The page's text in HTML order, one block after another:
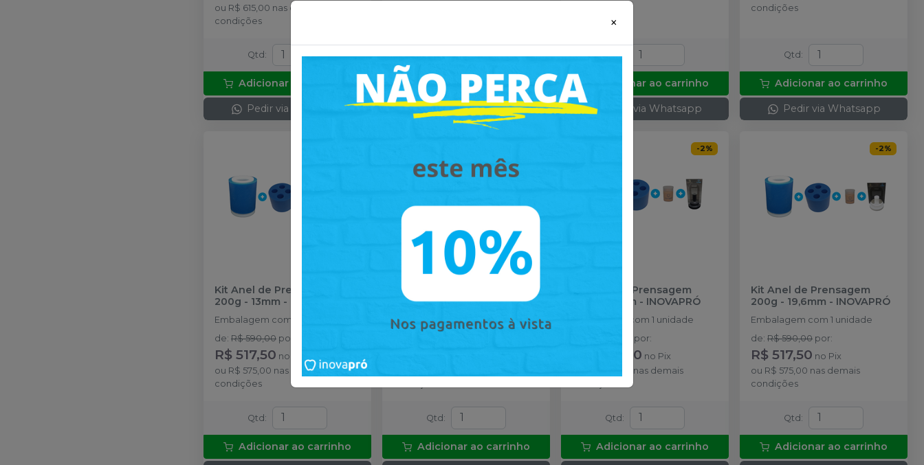
ou R$ 615,00 nas demais
condições
Qtd :
Adicionar ao carrinho
Pedir via Whatsapp
Qtd:
Adicionar ao carrinho
Pedir via Whatsapp
Qtd
Adicionar ao carrinho
Pedir via Whatsapp
condições
Qtd :
Adicionar ao carrinho
Pedir via Whatsapp
Kit Anel de Prensagem
200g - 13mm -
Embalagem com 1 unidade
de: R$ 590,00 por
R$ 517,50 no
ou R$ 575,00 nas demais
condições
Qtd :
Adicionar ao carrinho
Kit Anel de Prensagem
100g - 13mm-INOVAPRÓ
Embalagem com 1 unidade
Qtd :
Adicionar ao carrinho
-2%
Kit Anel de Prensagem
100g - 16mm - INOVAPRÓ
Embalagem com 1 unidade
por:
R$ 486,00 no Pix
nas demais
Qtd :
Adicionar ao carrinho
-2%
Kit Anel de Prensagem
200g - 19,6mm - INOVAPRÓ
Embalagem com 1 unidade
de: R$ 590,00 por:
R$ 517,50 no Pix
ou R$ 575,00 nas demais
condições
Qtd :
Adicionar ao carrinho
×